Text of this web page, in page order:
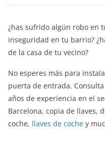
¿has sufrido algún robo en
inseguridad en tu barrio?
de la casa de tu vecino?
No esperes más para
puerta de entrada.
años de experiencia en el
Barcelona, copia de llaves,
coche, llaves de coche y
Slender